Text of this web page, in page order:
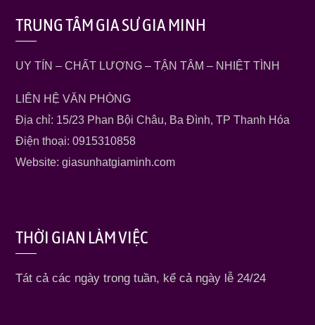
TRUNG TÂM GIA SƯ GIA MINH
UY TÍN – CHẤT LƯỢNG – TẬN TÂM – NHIỆT TÌNH
LIÊN HỆ VĂN PHÒNG
Địa chỉ: 15/23 Phan Bội Châu, Ba Đình, TP Thanh Hóa
Điện thoại: 0915310858
Website: giasunhatgiaminh.com
THỜI GIAN LÀM VIỆC
Tát cả các ngày trong tuần, kể cả ngày lễ 24/24